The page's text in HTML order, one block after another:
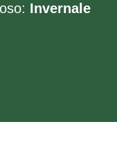
Invernale